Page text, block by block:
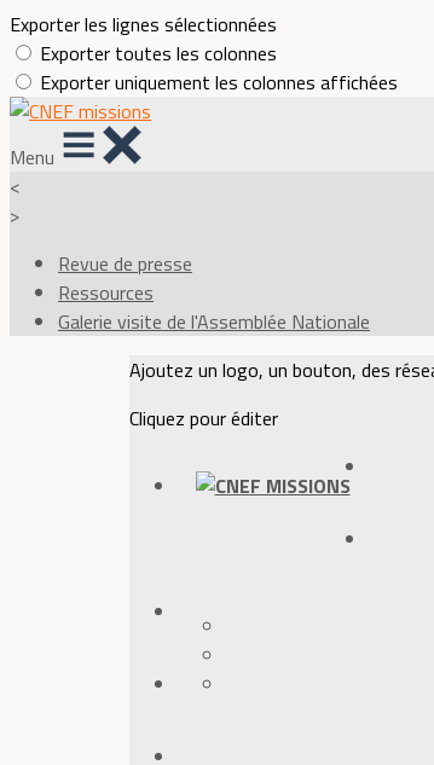
Exporter les lignes sélectionnées
Exporter toutes les colonnes
Exporter uniquement les colonnes affichées
Menu
<
>
Revue de presse
Ressources
Galerie visite de l'Assemblée Nationale
Ajoutez un logo, un bouton, des
Cliquez pour éditer